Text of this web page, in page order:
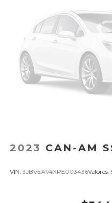
2023 CAN-AM
VIN: 3JBVEAV4XPE003436Valores: